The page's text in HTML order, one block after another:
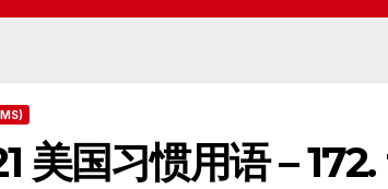
美国习惯用语 –